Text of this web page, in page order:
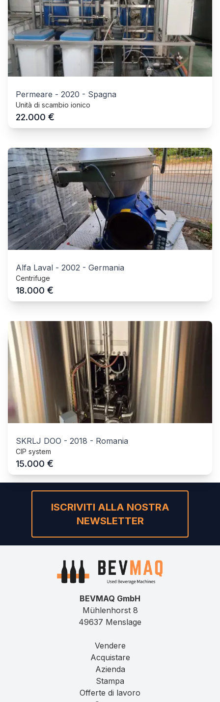
Permeare - 2020 - Spagna
Unità di scambio ionico
22.000 €
Alfa Laval - 2002 - Germania
Centrifuge
18.000 €
SKRLJ DOO - 2018 - Romania
CIP system
15.000 €
ISCRIVITI ALLA NOSTRA
NEWSLETTER
BEVMAQ GmbH
Mühlenhorst 8
49637 Menslage
Vendere
Acquistare
Azienda
Stampa
Offerte di lavoro